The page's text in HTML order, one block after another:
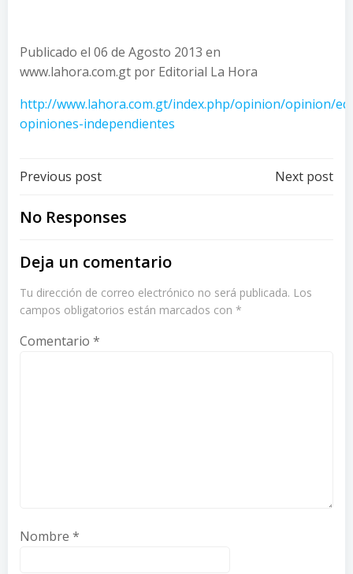
Publicado el 06 de Agosto 2013 en
www.lahora.com.gt por Editorial La Hora
http://www.lahora.com.gt/index.php/opinion/opinion/
opiniones-independientes
Post
navigation
Previous post Next post
No Responses
Deja un comentario
Tu dirección de correo electrónico no será publicada. Los
campos obligatorios están marcados con *
Comentario *
Nombre *